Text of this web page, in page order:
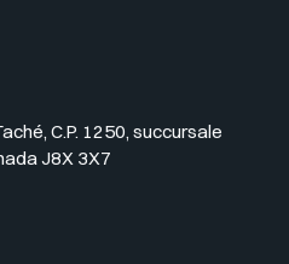
C.P. 1250, succursale
J8X 3X7